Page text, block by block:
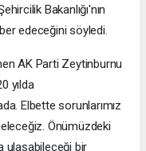
Bakanlığı'nın
edeceğini söyledi.
AK Parti Zeytinburnu
yılda
Elbette sorunlarımız
Önümüzdeki
ulaşabileceği bir